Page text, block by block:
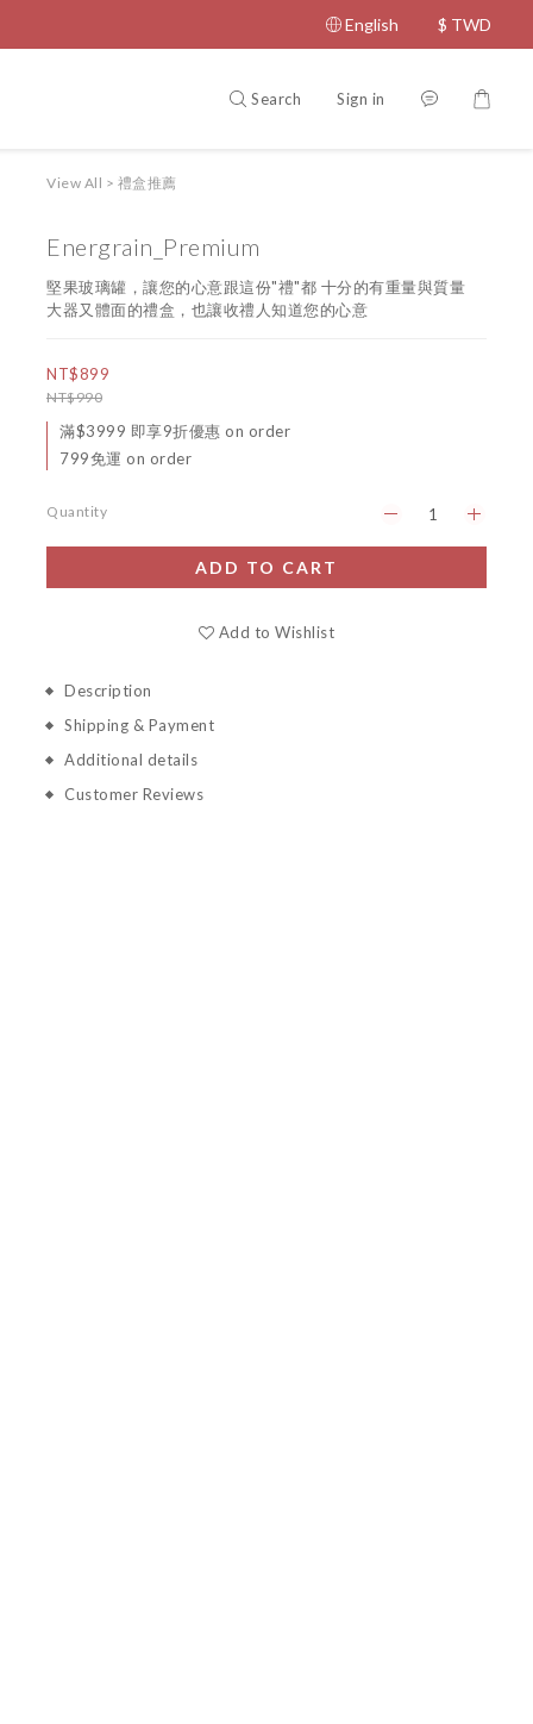
English $ TWD
Search Sign in
View All > 禮盒推薦
Energrain_Premium
堅果玻璃罐，讓您的心意跟這份"禮"都 十分的有重量與質量
大器又體面的禮盒，也讓收禮人知道您的心意
NT$899
NT$990
滿$3999 即享9折優惠 on order
799免運 on order
Quantity
ADD TO CART
Add to Wishlist
Description
Shipping & Payment
Additional details
Customer Reviews